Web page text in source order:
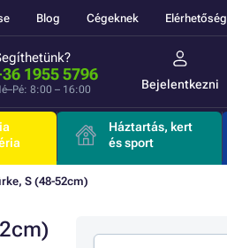
Blog Cégeknek Elérhetőség
1955 5796
8:00 – 16:00 Bejelentkezni
Háztartás, kert
és sport
S (48-52cm)